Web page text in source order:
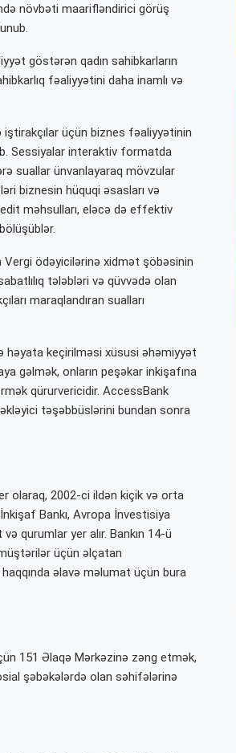
növbəti maarifləndirici görüş
göstərən qadın sahibkarların
fəaliyyətini daha inamlı və
üçün biznes fəaliyyətinin
Sessiyalar interaktiv formatda
suallar ünvanlayaraq mövzular
biznesin hüquqi əsasları və
məhsulları, eləcə də effektiv
ödəyicilərinə xidmət şöbəsinin
tələbləri və qüvvədə olan
maraqlandıran sualları
həyata keçirilməsi xüsusi əhəmiyyət
gəlmək, onların peşəkar inkişafına
qürurvericidir. AccessBank
təşəbbüslərini bundan sonra
olaraq, 2002-ci ildən kiçik və orta
Bankı, Avropa İnvestisiya
qurumlar yer alır. Bankın 14-ü
üçün əlçatan
əlavə məlumat üçün bura
151 Əlaqə Mərkəzinə zəng etmək,
şəbəkələrdə olan səhifələrinə